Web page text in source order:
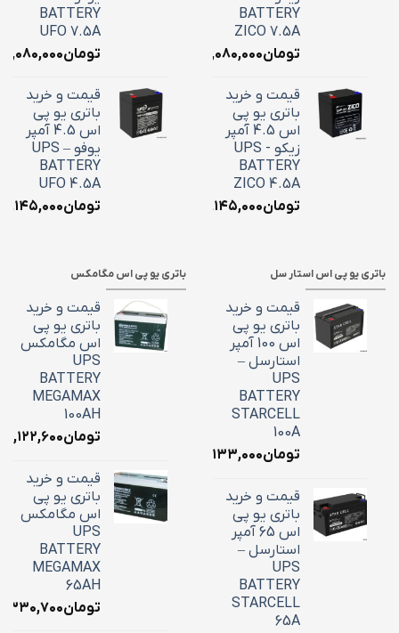
BATTERY
ZICO 7.5A
تومان۳,۰۸۰,۰۰۰
قیمت و خرید
باتری یو پی
اس 4.5 آمپر
زیکو - UPS
BATTERY
ZICO 4.5A
تومان۲,۱۴۵,۰۰۰
BATTERY
UFO 7.5A
تومان۳,۰۸۰,۰۰۰
قیمت و خرید
باتری یو پی
اس 4.5 آمپر
یوفو – UPS
BATTERY
UFO 4.5A
تومان۲,۱۴۵,۰۰۰
باتری یو پی اس استار سل
قیمت و خرید
باتری یو پی
اس 100 آمپر
استارسل –
UPS
BATTERY
STARCELL
100A
تومان۳۴,۱۳۳,۰۰۰
قیمت و خرید
باتری یو پی
اس 65 آمپر
استارسل –
UPS
BATTERY
STARCELL
65A
باتری یو پی اس مگامکس
قیمت و خرید
باتری یو پی
اس مگامکس
UPS
BATTERY
MEGAMAX
100AH
تومان
قیمت و خرید
باتری یو پی
اس مگامکس
UPS
BATTERY
MEGAMAX
65AH
تومان